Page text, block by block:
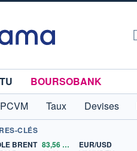
BOURSOBANK
Taux Devises
CLÉS
BRENT 83,56 EUR/USD